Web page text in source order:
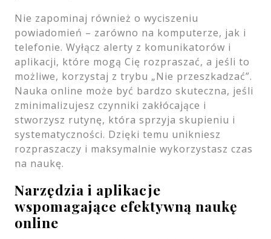
Nie zapominaj również o wyciszeniu
powiadomień – zarówno na komputerze, jak i
telefonie. Wyłącz alerty z komunikatorów i
aplikacji, które mogą Cię rozpraszać, a jeśli to
możliwe, korzystaj z trybu „Nie przeszkadzać”.
Nauka online może być bardzo skuteczna, jeśli
zminimalizujesz czynniki zakłócające i
stworzysz rutynę, która sprzyja skupieniu i
systematyczności. Dzięki temu unikniesz
rozpraszaczy i maksymalnie wykorzystasz czas
na naukę.
Narzędzia i aplikacje
wspomagające efektywną naukę
online